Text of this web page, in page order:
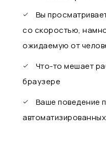
Вы
со скоростью,
ожидаемую от
Что-то мешает
браузере
Ваше поведение